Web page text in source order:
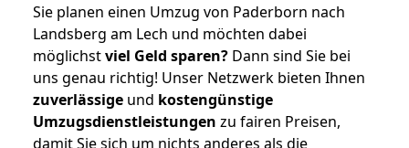
Sie planen einen Umzug von Paderborn nach
Landsberg am Lech und möchten dabei
möglichstviel Geld sparen? Dann sind Sie bei
uns genau richtig! Unser Netzwerk bieten Ihnen
zuverlässige und kostengünstige
Umzugsdienstleistungen zu fairen Preisen,
damit Sie sich um nichts anderes als die